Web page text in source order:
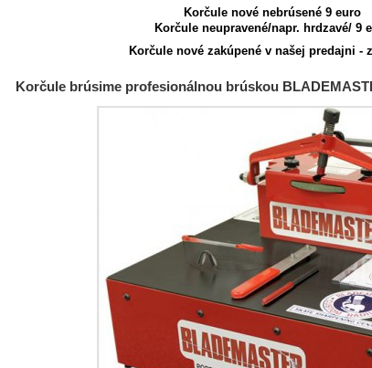
Korčule nové nebrúsené 9 euro
Korčule neupravené/napr. hrdzavé/ 9
Korčule nové zakúpené v našej predajni -
Korčule brúsime profesionálnou brúskou